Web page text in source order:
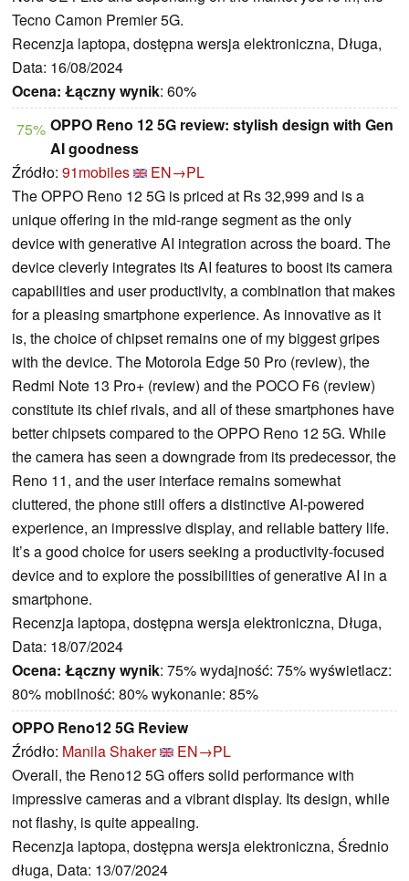
Tecno Camon Premier 5G.
Recenzja laptopa, dostępna wersja elektroniczna, Długa,
Data: 16/08/2024
Ocena: Łączny wynik: 60%
75% OPPO Reno 12 5G review: stylish design with Gen
AI goodness
Źródło: 91mobiles
EN→PL
The OPPO Reno 12 5G is priced at Rs 32,999 and is a
unique offering in the mid-range segment as the only
device with generative AI integration across the board. The
device cleverly integrates its AI features to boost its camera
capabilities and user productivity, a combination that makes
for a pleasing smartphone experience. As innovative as it
is, the choice of chipset remains one of my biggest gripes
with the device. The Motorola Edge 50 Pro (review), the
Redmi Note 13 Pro+ (review) and the POCO F6 (review)
constitute its chief rivals, and all of these smartphones have
better chipsets compared to the OPPO Reno 12 5G. While
the camera has seen a downgrade from its predecessor, the
Reno 11, and the user interface remains somewhat
cluttered, the phone still offers a distinctive AI-powered
experience, an impressive display, and reliable battery life.
It’s a good choice for users seeking a productivity-focused
device and to explore the possibilities of generative AI in a
smartphone.
Recenzja laptopa, dostępna wersja elektroniczna, Długa,
Data: 18/07/2024
Ocena: Łączny wynik: 75% wydajność: 75% wyświetlacz:
80% mobilność: 80% wykonanie: 85%
OPPO Reno12 5G Review
Źródło: Manila Shaker
EN→PL
Overall, the Reno12 5G offers solid performance with
impressive cameras and a vibrant display. Its design, while
not flashy, is quite appealing.
Recenzja laptopa, dostępna wersja elektroniczna, Średnio
długa, Data: 13/07/2024